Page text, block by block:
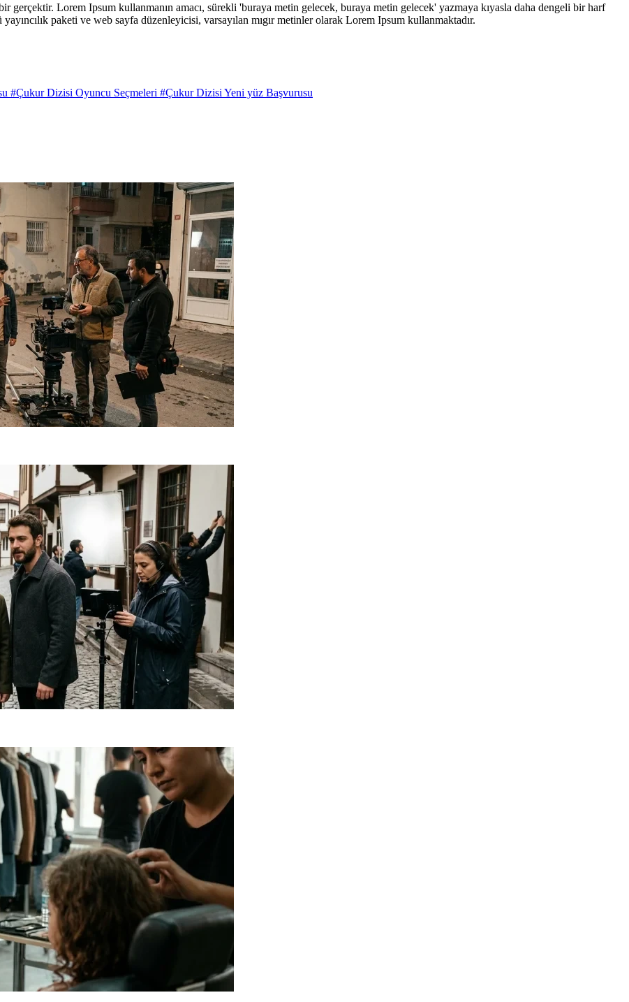
gerçektir. Lorem Ipsum kullanmanın amacı, sürekli 'buraya metin gelecek, buraya metin gelecek' yazmaya kıyasla daha dengeli bir harf
yayıncılık paketi ve web sayfa düzenleyicisi, varsayılan mıgır metinler olarak Lorem Ipsum kullanmaktadır.
#Çukur Dizisi Oyuncu Seçmeleri #Çukur Dizisi Yeni yüz Başvurusu